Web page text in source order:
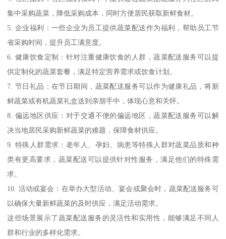
集中采购蔬菜，降低采购成本，同时方便居民获取新鲜食材。
5. 企业福利：一些企业为员工提供蔬菜配送作为福利，帮助员工节
省采购时间，提升员工满意度。
6. 健康饮食定制：针对注重健康饮食的人群，蔬菜配送服务可以提
供定制化的蔬菜套餐，满足特定营养需求或饮食计划。
7. 节日礼品：在节日期间，蔬菜配送服务可以作为健康礼品，将新
鲜蔬菜或有机蔬菜礼盒送到亲朋手中，体现心意和关怀。
8. 偏远地区供应：对于交通不便的偏远地区，蔬菜配送服务可以解
决当地居民采购新鲜蔬菜的难题，保障食材供应。
9. 特殊人群需求：老年人、孕妇、病患等特殊人群对蔬菜品质和种
类有更高要求，蔬菜配送可以提供针对性服务，满足他们的特殊需
求。
10. 活动或宴会：在举办大型活动、宴会或聚会时，蔬菜配送服务可
以确保大量新鲜蔬菜的及时供应，满足活动需求。
这些场景展示了蔬菜配送服务的灵活性和实用性，能够满足不同人
群和行业的多样化需求。